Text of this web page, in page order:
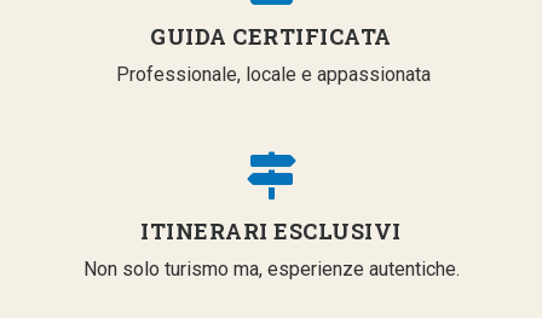
GUIDA CERTIFICATA
Professionale, locale e appassionata
ITINERARI ESCLUSIVI
Non solo turismo ma, esperienze autentiche.